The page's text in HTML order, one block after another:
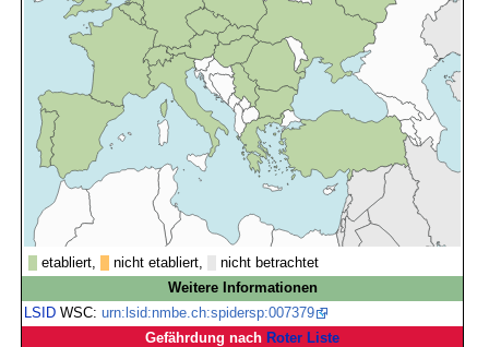
etabliert, nicht etabliert,
nicht betrachtet
Weitere Informationen
LSID WSC:urn:lsid:nmbe.ch:spidersp:007379
Gefährdung nach Roter Liste